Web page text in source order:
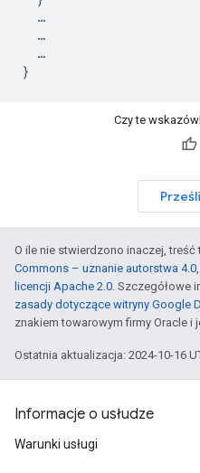
  …
  …
  …
Czy te
O ile nie stwierdzono inaczej, treść
Commons – uznanie autorstwa 4.0
licencji Apache 2.0. Szczegółowe
zasady dotyczące witryny Google
znakiem towarowym firmy Oracle
Ostatnia aktualizacja: 2024-10-16
Informacje o usłudze
Warunki usługi